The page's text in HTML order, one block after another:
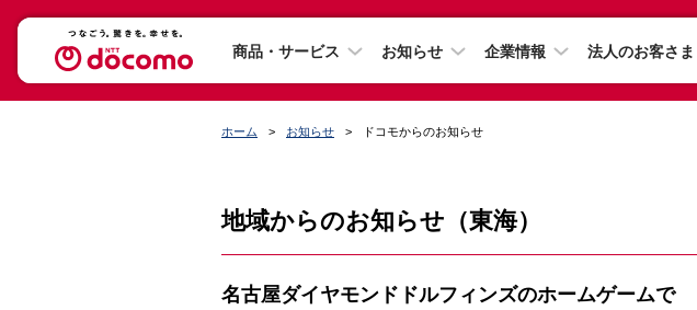
商品・サービス お知らせ 企業情報 法人のお客さま
ホーム お知らせ ドコモからのお知らせ
地域からのお知らせ（東海）
名古屋ダイヤモンドドルフィンズのホームゲームで